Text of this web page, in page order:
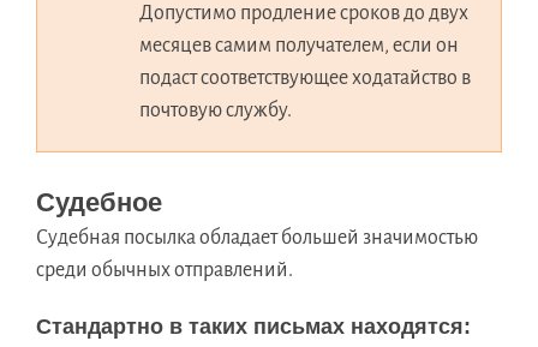
Допустимо продление сроков до двух
месяцев самим получателем, если он
подаст соответствующее ходатайство в
почтовую службу.
Судебное
Судебная посылка обладает большей значимостью
среди обычных отправлений.
Стандартно в таких письмах находятся: